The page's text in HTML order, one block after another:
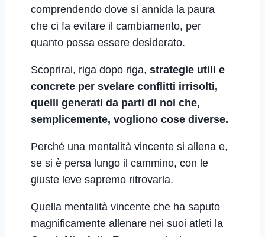
comprendendo dove si annida la paura
che ci fa evitare il cambiamento, per
quanto possa essere desiderato.
Scoprirai, riga dopo riga, strategie utili e
concrete per svelare conflitti irrisolti,
quelli generati da parti di noi che,
semplicemente, vogliono cose diverse.
Perché una mentalità vincente si allena e,
se si è persa lungo il cammino, con le
giuste leve sapremo ritrovarla.
Quella mentalità vincente che ha saputo
magnificamente allenare nei suoi atleti la